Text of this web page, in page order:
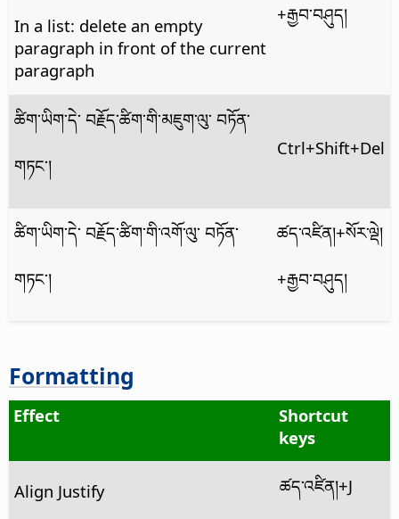
In a list: delete an empty
paragraph in front of the current
paragraph
+རྒྱབ་བཤུད།
ཚིག་ཡིག་དེ་ བརྗོད་ཚིག་གི་མཇུག་ལུ་ བཏོན་
གཏང་།
Ctrl+Shift+Del
ཚིག་ཡིག་དེ་ བརྗོད་ཚིག་གི་འགོ་ལུ་ བཏོན་
གཏང་།
ཚད་འཛིན།+སོར་ལྡེ།
+རྒྱབ་བཤུད།
Formatting
Effect
Shortcut
keys
Align Justify ཚད་འཛིན།+J